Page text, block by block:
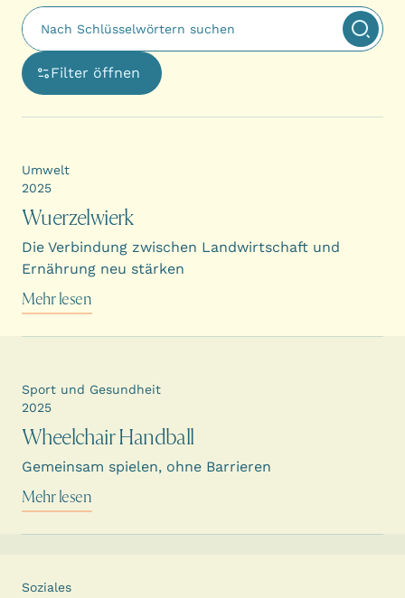
Fulltext search
Filter öffnen
Wuerzelwierk
Die Verbindung zwischen Landwirtschaft und
Ernährung neu stärken
Umwelt
2025
Mehr lesen
Wheelchair Handball
Gemeinsam spielen, ohne Barrieren
Sport und Gesundheit
2025
Mehr lesen
Soziales